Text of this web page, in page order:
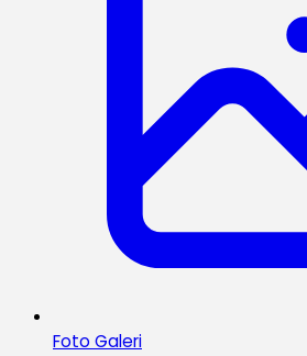
Foto Galeri